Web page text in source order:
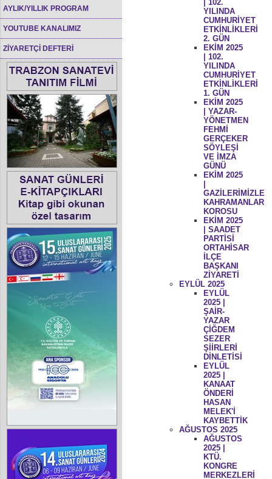
AYLIK/YILLIK PROGRAM
YOUTUBE KANALIMIZ
ZİYARETÇİ DEFTERİ
| 102.
YILINDA
CUMHURİYET
ETKİNLİKLERİ
2. GÜN
EKİM 2025
| 102.
YILINDA
CUMHURİYET
ETKİNLİKLERİ
1. GÜN
EKİM 2025
| YAZAR-
YÖNETMEN
FEHMİ
GERÇEKER
SÖYLEŞİ
VE İMZA
GÜNÜ
EKİM 2025
GAZİLERİMİZLE
KAHRAMANLAR
KOROSU
EKİM 2025
| SAADET
PARTİSİ
ORTAHİSAR
İLÇE
BAŞKANI
ZİYARETİ
EYLÜL 2025
EYLÜL
2025 |
ŞAİR-
YAZAR
ÇİĞDEM
SEZER
ŞİİRLERİ
DİNLETİSİ
EYLÜL
2025 |
KANAAT
ÖNDERİ
HASAN
MELEK'İ
KAYBETTİK
AĞUSTOS 2025
AĞUSTOS
2025 |
KTÜ.
KONGRE
MERKEZLERİ